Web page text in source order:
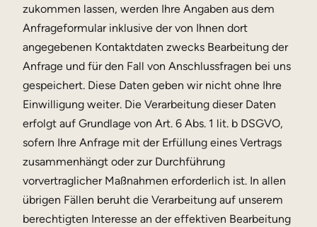
zukommen lassen, werden Ihre Angaben aus dem
Anfrageformular inklusive der von Ihnen dort
angegebenen Kontaktdaten zwecks Bearbeitung der
Anfrage und für den Fall von Anschlussfragen bei uns
gespeichert. Diese Daten geben wir nicht ohne Ihre
Einwilligung weiter. Die Verarbeitung dieser Daten
erfolgt auf Grundlage von Art. 6 Abs. 1 lit. b DSGVO,
sofern Ihre Anfrage mit der Erfüllung eines Vertrags
zusammenhängt oder zur Durchführung
vorvertraglicher Maßnahmen erforderlich ist. In allen
übrigen Fällen beruht die Verarbeitung auf unserem
berechtigten Interesse an der effektiven Bearbeitung